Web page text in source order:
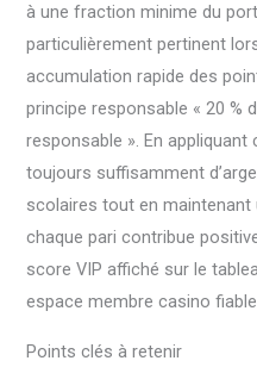
à une fraction minime du
particulièrement pertinent
accumulation rapide des
principe responsable « 20 %
responsable ». En
toujours suffisamment
scolaires tout en
chaque pari contribue
score VIP affiché sur le
espace membre casino
Points clés à retenir